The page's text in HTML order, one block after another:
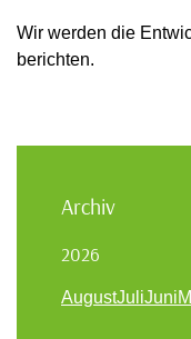
Wir werden die
berichten.
Archiv
2026
AugustJuliJuni